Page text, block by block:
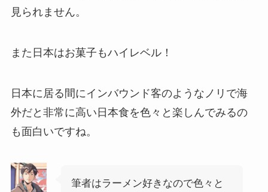
見られません。
また日本はお菓子もハイレベル！
日本に居る間にインバウンド客のようなノリで海
外だと非常に高い日本食を色々と楽しんでみるの
も面白いですね。
筆者はラーメン好きなので色々と